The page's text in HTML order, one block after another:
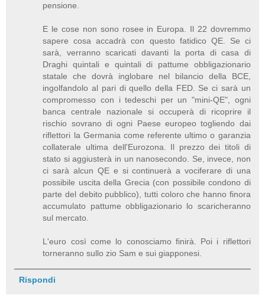
pensione.
E le cose non sono rosee in Europa. Il 22 dovremmo
sapere cosa accadrà con questo fatidico QE. Se ci
sarà, verranno scaricati davanti la porta di casa di
Draghi quintali e quintali di pattume obbligazionario
statale che dovrà inglobare nel bilancio della BCE,
ingolfandolo al pari di quello della FED. Se ci sarà un
compromesso con i tedeschi per un "mini-QE", ogni
banca centrale nazionale si occuperà di ricoprire il
rischio sovrano di ogni Paese europeo togliendo dai
riflettori la Germania come referente ultimo o garanzia
collaterale ultima dell'Eurozona. Il prezzo dei titoli di
stato si aggiusterà in un nanosecondo. Se, invece, non
ci sarà alcun QE e si continuerà a vociferare di una
possibile uscita della Grecia (con possibile condono di
parte del debito pubblico), tutti coloro che hanno finora
accumulato pattume obbligazionario lo scaricheranno
sul mercato.
L'euro così come lo conosciamo finirà. Poi i riflettori
torneranno sullo zio Sam e sui giapponesi.
Rispondi